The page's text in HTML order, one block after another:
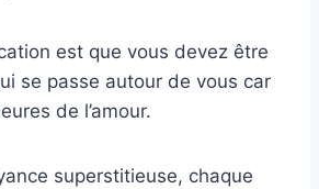
est que vous devez être
se passe autour de vous car
de l’amour.
superstitieuse, chaque